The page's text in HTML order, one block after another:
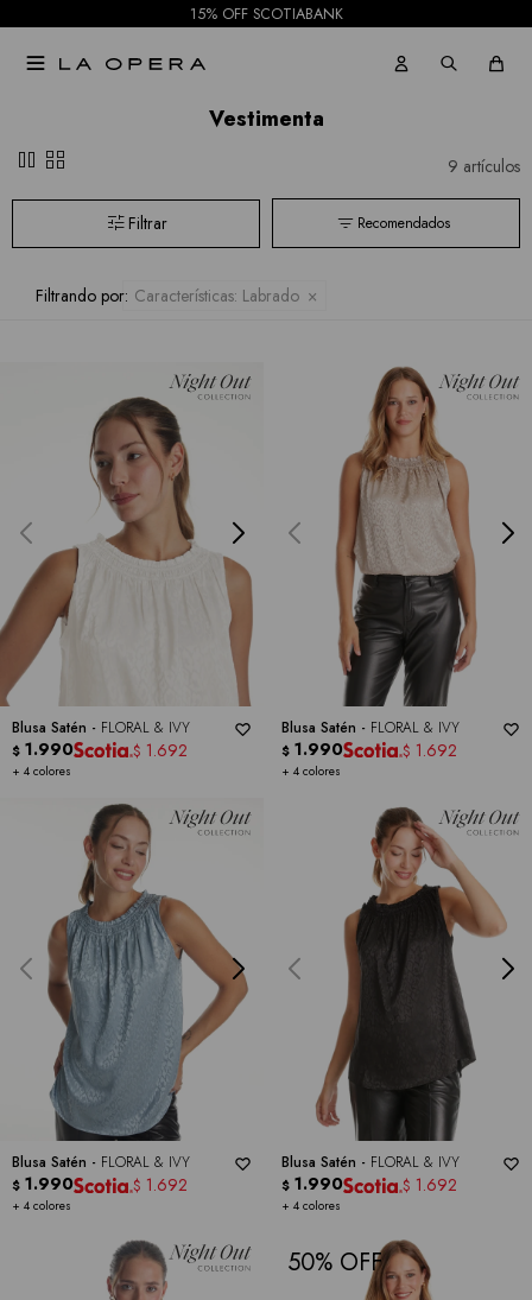
15% OFF SCOTIABANK

Vestimenta
pause grid_view 9 artículos
Recomendados
Filtrando por: Características: Labrado
Blusa Satén - FLORAL & IVY
+ 4 colores
$ 1.990 $ 1.692
Blusa Satén - FLORAL & IVY
+ 4 colores
$ 1.990 $ 1.692
Blusa Satén - FLORAL & IVY
+ 4 colores
$ 1.990 $ 1.692
Blusa Satén - FLORAL & IVY
+ 4 colores
$ 1.990 $ 1.692
50